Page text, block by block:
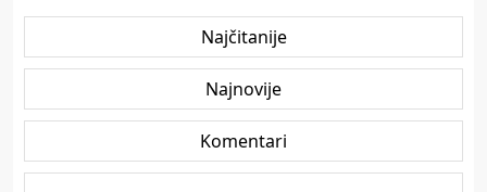
Najčitanije
Najnovije
Komentari